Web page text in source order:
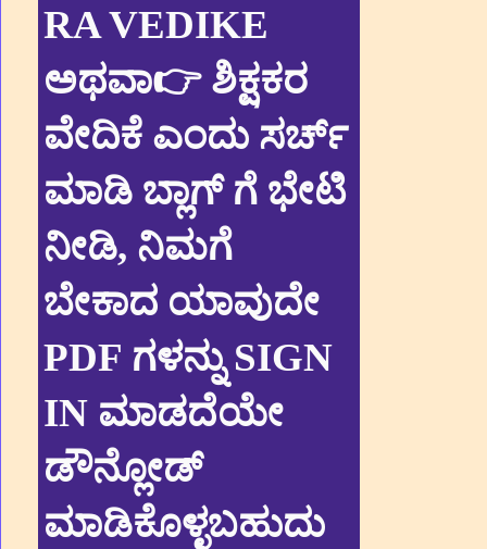
RA VEDIKE
ಅಥವಾ👉 ಶಿಕ್ಷಕರ
ವೇದಿಕೆ ಎಂದು ಸರ್ಚ್
ಮಾಡಿ ಬ್ಲಾಗ್ ಗೆ ಭೇಟಿ
ನೀಡಿ, ನಿಮಗೆ
ಬೇಕಾದ ಯಾವುದೇ
PDF ಗಳನ್ನು SIGN
IN ಮಾಡದೆಯೇ
ಡೌನ್ಲೋಡ್
ಮಾಡಿಕೊಳ್ಳಬಹುದು